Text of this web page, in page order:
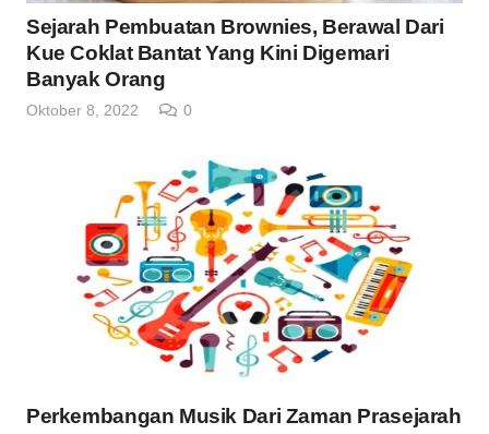
Sejarah Pembuatan Brownies, Berawal Dari
Kue Coklat Bantat Yang Kini Digemari
Banyak Orang
Oktober 8, 2022 0
Perkembangan Musik Dari Zaman Prasejarah